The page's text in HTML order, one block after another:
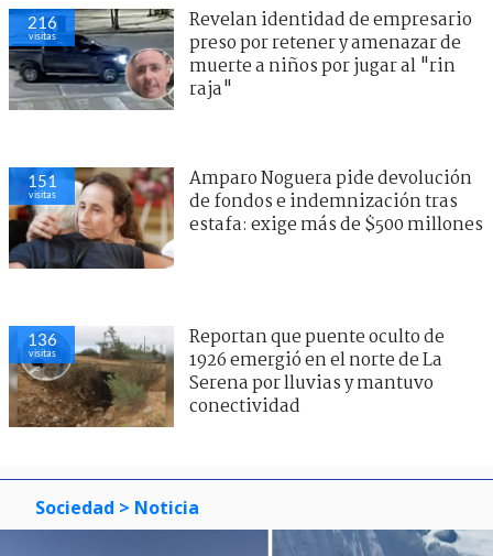
216
visitas
Revelan identidad de empresario
preso por retener y amenazar de
muerte a niños por jugar al "rin
raja"
151
visitas
Amparo Noguera pide devolución
de fondos e indemnización tras
estafa: exige más de $500 millones
136
visitas
Reportan que puente oculto de
1926 emergió en el norte de La
Serena por lluvias y mantuvo
conectividad
Sociedad > Noticia